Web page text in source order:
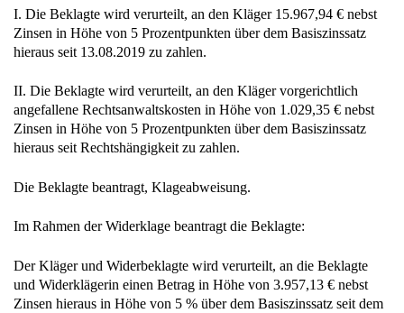
I. Die Beklagte wird verurteilt, an den Kläger 15.967,94 € nebst
Zinsen in Höhe von 5 Prozentpunkten über dem Basiszinssatz
hieraus seit 13.08.2019 zu zahlen.
II. Die Beklagte wird verurteilt, an den Kläger vorgerichtlich
angefallene Rechtsanwaltskosten in Höhe von 1.029,35 € nebst
Zinsen in Höhe von 5 Prozentpunkten über dem Basiszinssatz
hieraus seit Rechtshängigkeit zu zahlen.
Die Beklagte beantragt, Klageabweisung.
Im Rahmen der Widerklage beantragt die Beklagte:
Der Kläger und Widerbeklagte wird verurteilt, an die Beklagte
und Widerklägerin einen Betrag in Höhe von 3.957,13 € nebst
Zinsen hieraus in Höhe von 5 % über dem Basiszinssatz seit dem